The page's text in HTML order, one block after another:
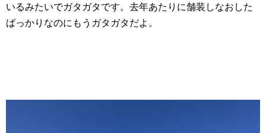
いるみたいでガタガタです。去年あたりに舗装しなおした
ばっかりなのにもうガタガタだよ。